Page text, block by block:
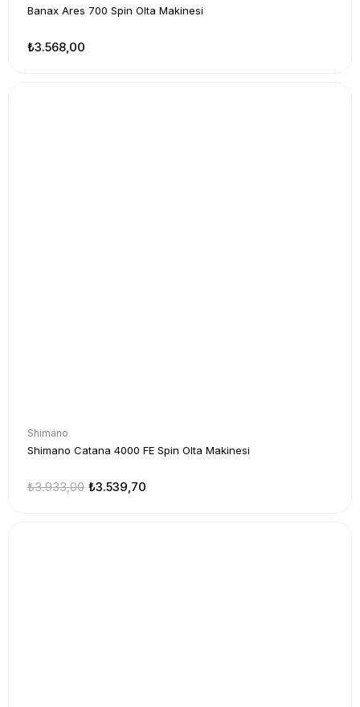
Banax Ares 700 Spin Olta Makinesi
₺3.568,00
Shimano
Shimano Catana 4000 FE Spin Olta Makinesi
₺3.539,70
₺3.933,00